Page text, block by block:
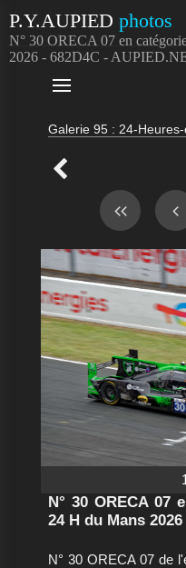
P.Y.AUPIED photos
N° 30 ORECA 07 en
2026 - 682D4C -

Galerie 95 : 24-

N° 30 ORECA 07
24 H du Mans 2026
N° 30 ORECA 07 de